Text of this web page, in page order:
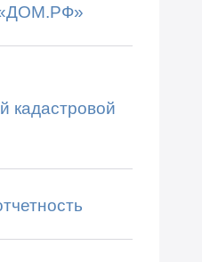
кадастровой